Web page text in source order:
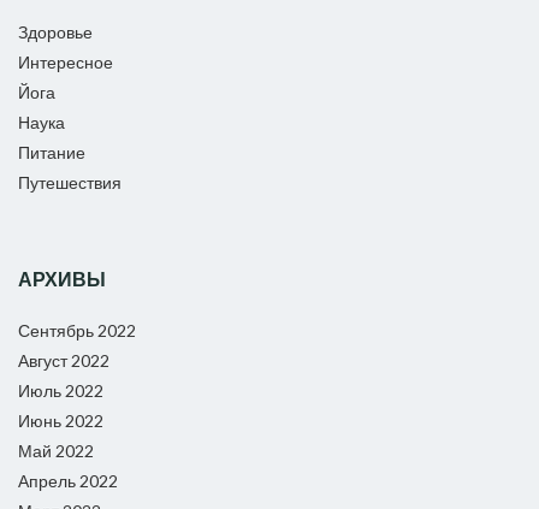
Здоровье
Интересное
Йога
Наука
Питание
Путешествия
АРХИВЫ
Сентябрь 2022
Август 2022
Июль 2022
Июнь 2022
Май 2022
Апрель 2022